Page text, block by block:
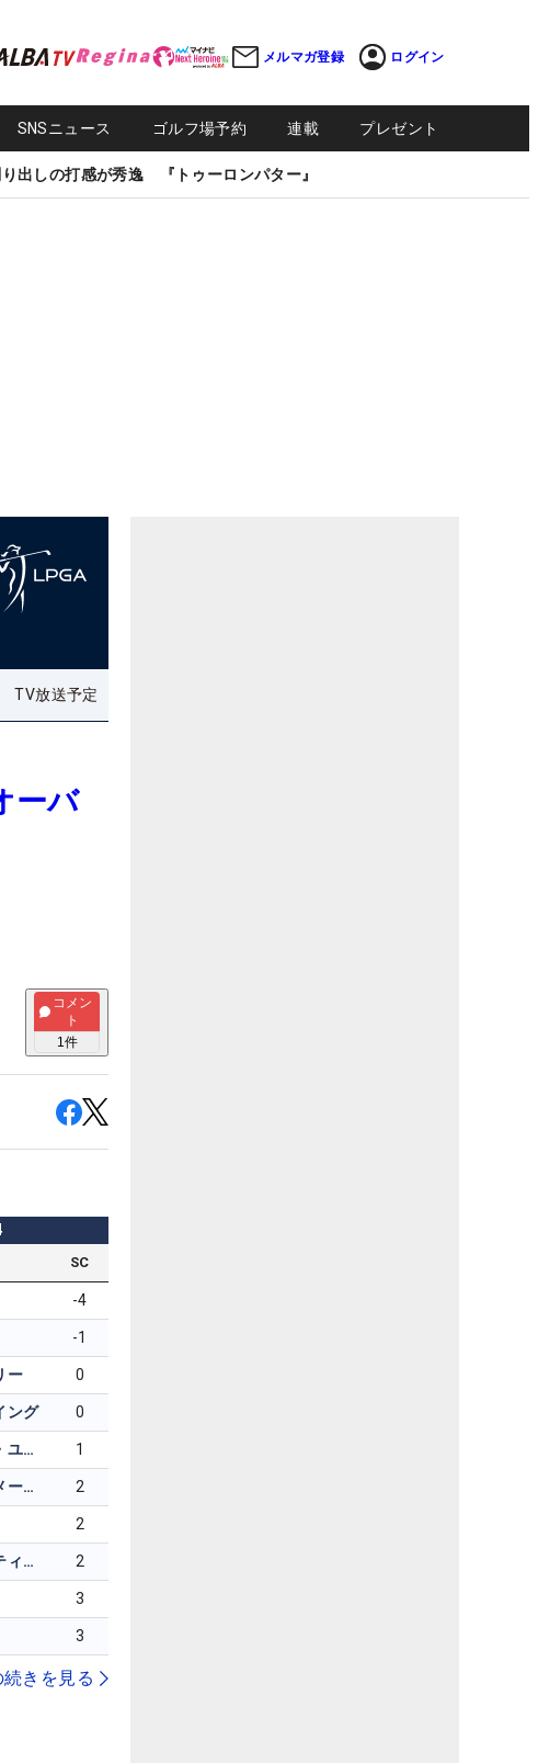
メルマガ登録 ログイン
SNSニュース ゴルフ場予約 連載 プレゼント
出しの打感が秀逸 『トゥーロンパター』
TV放送予定
ーバ
コメン
ト
1件
SC
-4
-1
ー 0
ング 0
アルピチャヤ・ユボル 1
ウィチャネ・メーチャイ 2
2
ジーノ・ティティクル 2
3
3
続きを見る